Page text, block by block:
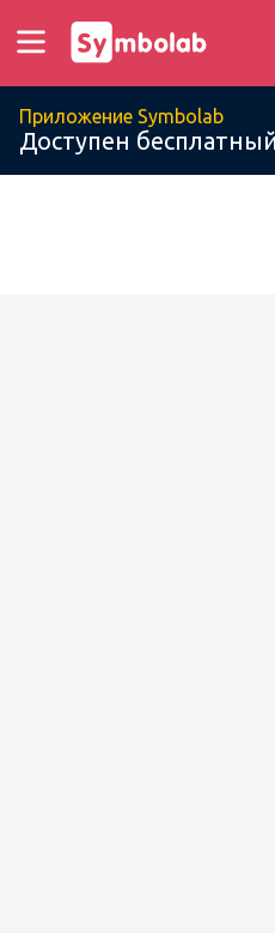
Приложение Symbolab
Доступен